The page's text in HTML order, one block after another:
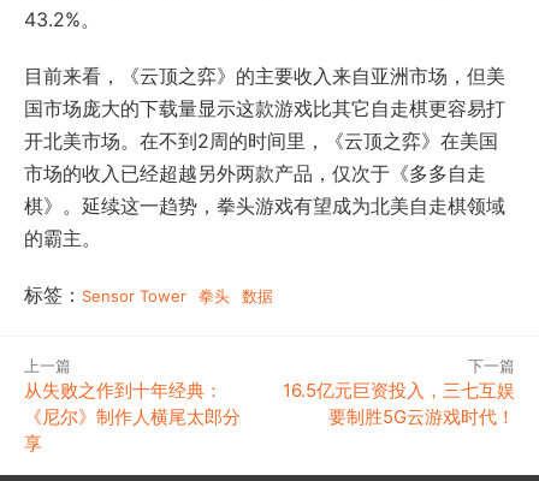
43.2%。
目前来看，《云顶之弈》的主要收入来自亚洲市场，但美
国市场庞大的下载量显示这款游戏比其它自走棋更容易打
开北美市场。在不到2周的时间里，《云顶之弈》在美国
市场的收入已经超越另外两款产品，仅次于《多多自走
棋》。延续这一趋势，拳头游戏有望成为北美自走棋领域
的霸主。
标签： Sensor Tower 拳头 数据
上一篇
从失败之作到十年经典：
《尼尔》制作人横尾太郎分
享
下一篇
16.5亿元巨资投入，三七互娱
要制胜5G云游戏时代！